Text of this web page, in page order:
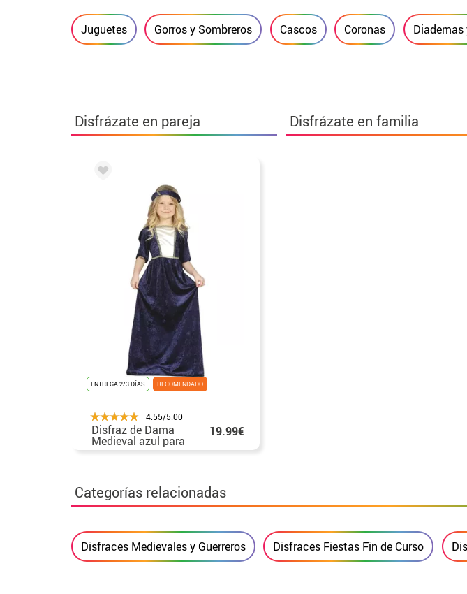
Juguetes Gorros y Sombreros Cascos Coronas Diademas
Disfrázate en pareja
ENTREGA 2/3 DÍAS RECOMENDADO
4.55/5.00
Disfraz de Dama
Medieval azul para
niña
19.99€
Disfrázate en familia
Categorías relacionadas
Disfraces Medievales y Guerreros Disfraces Fiestas Fin de Curso